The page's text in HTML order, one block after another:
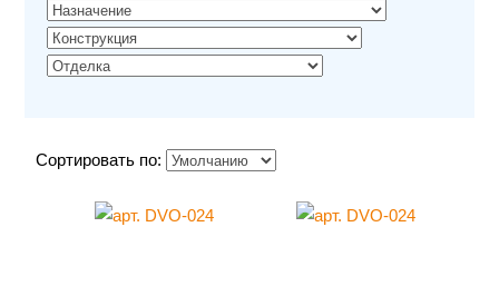
Сортировать по: